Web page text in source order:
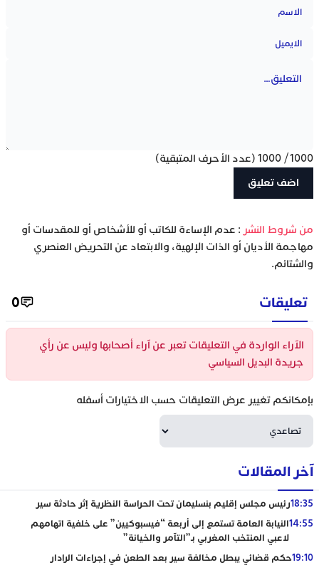
1000
/
1000 (عدد الأحرف المتبقية)
‫من شروط النشر : عدم الإساءة للكاتب أو للأشخاص أو للمقدسات أو
مهاجمة الأديان أو الذات الإلهية، والابتعاد عن التحريض العنصري
والشتائم.
تعليقات 0
الآراء الواردة في التعليقات تعبر عن آراء أصحابها وليس عن رأي
جريدة البديل السياسي
بإمكانكم تغيير عرض التعليقات حسب الاختيارات أسفله
آخر المقالات
18:35رئيس مجلس إقليم بنسليمان تحت الحراسة النظرية إثر حادثة سير
14:55النيابة العامة تستمع إلى أربعة “فيسبوكيين” على خلفية اتهامهم
لاعبي المنتخب المغربي بـ”التآمر والخيانة”
19:10حكم قضائي يبطل مخالفة سير بعد الطعن في إجراءات الرادار